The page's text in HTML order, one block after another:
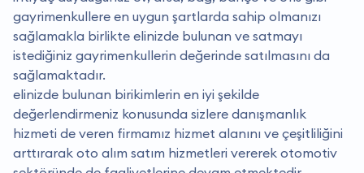
gayrimenkullere en uygun şartlarda sahip olmanızı
sağlamakla birlikte elinizde bulunan ve satmayı
istediğiniz gayrimenkullerin değerinde satılmasını da
sağlamaktadır.
elinizde bulunan birikimlerin en iyi şekilde
değerlendirmeniz konusunda sizlere danışmanlık
hizmeti de veren firmamız hizmet alanını ve çeşitliliğini
arttırarak oto alım satım hizmetleri vererek otomotiv